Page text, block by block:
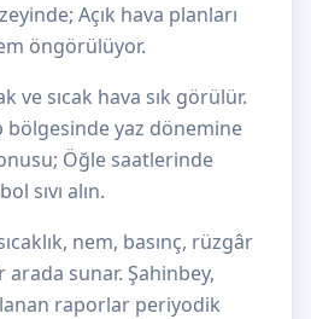
Açık hava planları
öngörülüyor.
ve sıcak hava sık görülür.
bölgesinde yaz dönemine
Öğle saatlerinde
sıvı alın.
nem, basınç, rüzgâr
arada sunar. Şahinbey,
raporlar periyodik